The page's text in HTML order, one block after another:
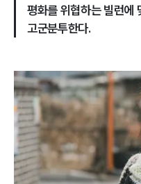
평화를 위협하는 빌런에
고군분투한다.